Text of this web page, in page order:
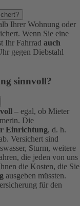
Ihrer Wohnung oder
Wenn Sie eine
Ihr Fahrrad auch
gegen Diebstahl
sinnvoll?
– egal, ob Mieter
Die
Einrichtung, d. h.
Versichert sind
Sturm, weitere
die jeden von uns
die Kosten, die Sie
ausgeben müssten.
für den